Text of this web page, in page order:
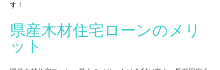
す！
県産木材住宅ローンのメリ
ット